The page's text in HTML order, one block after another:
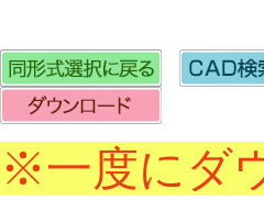
※一度にダ